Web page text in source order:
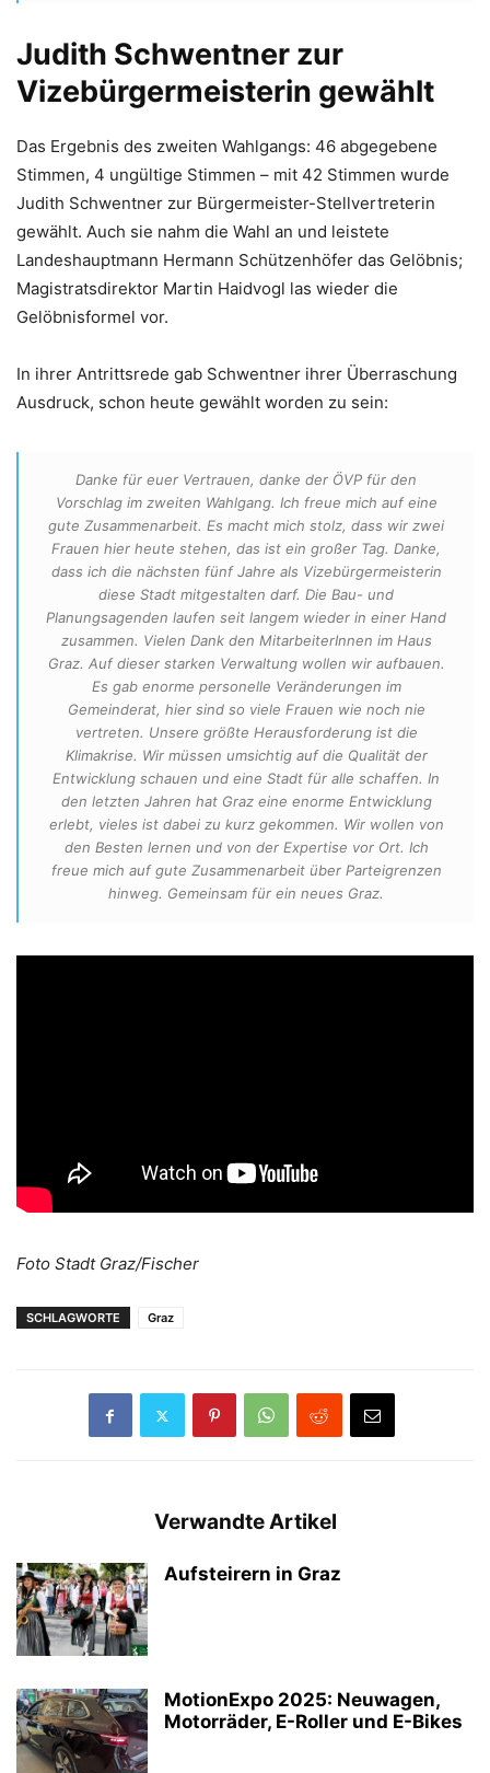
Judith Schwentner zur
Vizebürgermeisterin gewählt
Das Ergebnis des zweiten Wahlgangs: 46 abgegebene
Stimmen, 4 ungültige Stimmen – mit 42 Stimmen wurde
Judith Schwentner zur Bürgermeister-Stellvertreterin
gewählt. Auch sie nahm die Wahl an und leistete
Landeshauptmann Hermann Schützenhöfer das Gelöbnis;
Magistratsdirektor Martin Haidvogl las wieder die
Gelöbnisformel vor.
In ihrer Antrittsrede gab Schwentner ihrer Überraschung
Ausdruck, schon heute gewählt worden zu sein:
Danke für euer Vertrauen, danke der ÖVP für den
Vorschlag im zweiten Wahlgang. Ich freue mich auf eine
gute Zusammenarbeit. Es macht mich stolz, dass wir zwei
Frauen hier heute stehen, das ist ein großer Tag. Danke,
dass ich die nächsten fünf Jahre als Vizebürgermeisterin
diese Stadt mitgestalten darf. Die Bau- und
Planungsagenden laufen seit langem wieder in einer Hand
zusammen. Vielen Dank den MitarbeiterInnen im Haus
Graz. Auf dieser starken Verwaltung wollen wir aufbauen.
Es gab enorme personelle Veränderungen im
Gemeinderat, hier sind so viele Frauen wie noch nie
vertreten. Unsere größte Herausforderung ist die
Klimakrise. Wir müssen umsichtig auf die Qualität der
Entwicklung schauen und eine Stadt für alle schaffen. In
den letzten Jahren hat Graz eine enorme Entwicklung
erlebt, vieles ist dabei zu kurz gekommen. Wir wollen von
den Besten lernen und von der Expertise vor Ort. Ich
freue mich auf gute Zusammenarbeit über Parteigrenzen
hinweg. Gemeinsam für ein neues Graz.
Foto Stadt Graz/Fischer
SCHLAGWORTE Graz
Verwandte Artikel
Aufsteirern in Graz
MotionExpo 2025: Neuwagen,
Motorräder, E-Roller und E-Bikes